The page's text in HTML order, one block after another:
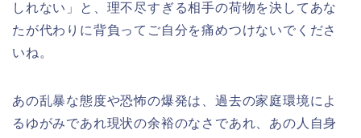
しれない」と、理不尽すぎる相手の荷物を決してあな
たが代わりに背負ってご自分を痛めつけないでくださ
いね。
あの乱暴な態度や恐怖の爆発は、過去の家庭環境によ
るゆがみであれ現状の余裕のなさであれ、あの人自身